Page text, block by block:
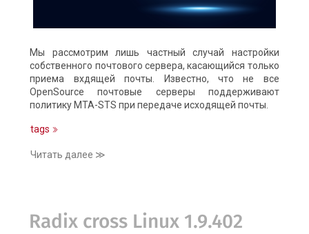
Мы рассмотрим лишь частный случай настройки
собственного почтового сервера, касающийся только
приема вхдящей почты. Известно, что не все
OpenSource почтовые серверы поддерживают
политику MTA-STS при передаче исходящей почты.
tags
Читать далее ≫
Radix cross Linux 1.9.402